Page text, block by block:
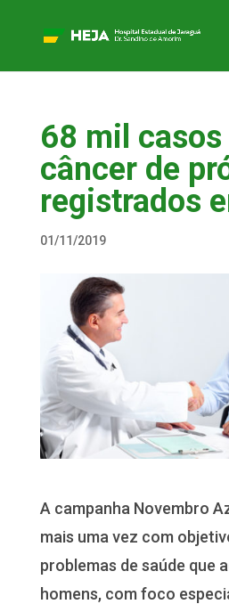
68 mil casos
câncer de
registrados
01/11/2019
A campanha Novembro
mais uma vez com
problemas de saúde que
homens, com foco